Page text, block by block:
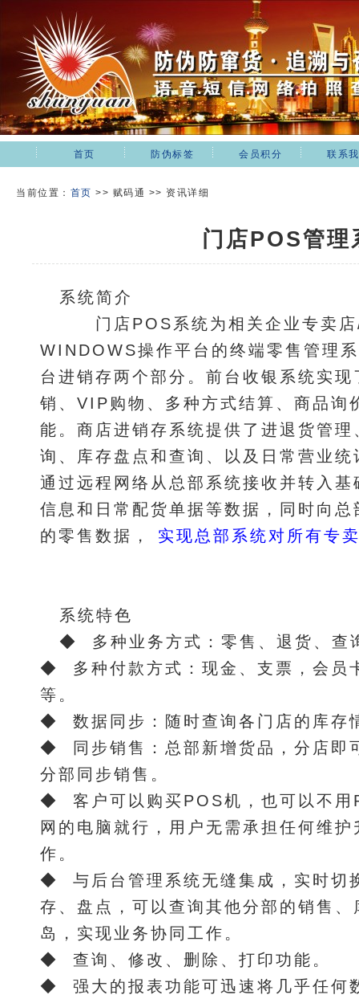
首页 防伪标签 会员积分 联系
当前位置： 首页 >> 赋码通 >> 资讯详细
门店POS管理
系统简介
门店POS系统为相关企业专卖店
WINDOWS操作平台的终端零售管理
台进销存两个部分。前台收银系统实
销、VIP购物、多种方式结算、商品询
能。商店进销存系统提供了进退货管
询、库存盘点和查询、以及日常营业
通过远程网络从总部系统接收并转入
信息和日常配货单据等数据，同时向
的零售数据， 实现总部系统对所有专
系统特色
◆ 多种业务方式：零售、退货、查
◆ 多种付款方式：现金、支票，会员
等。
◆ 数据同步：随时查询各门店的库存
◆ 同步销售：总部新增货品，分店即
分部同步销售。
◆ 客户可以购买POS机，也可以不用
网的电脑就行，用户无需承担任何维
作。
◆ 与后台管理系统无缝集成，实时切
存、盘点，可以查询其他分部的销售
岛，实现业务协同工作。
◆ 查询、修改、删除、打印功能。
◆ 强大的报表功能可迅速将几乎任何